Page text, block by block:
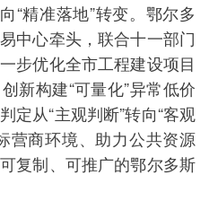
“精准落地”转变。鄂尔多
中心牵头，联合十一部门
步优化全市工程建设项目
新构建“可量化”异常低价
定从“主观判断”转向“客观
营商环境、助力公共资源
复制、可推广的鄂尔多斯